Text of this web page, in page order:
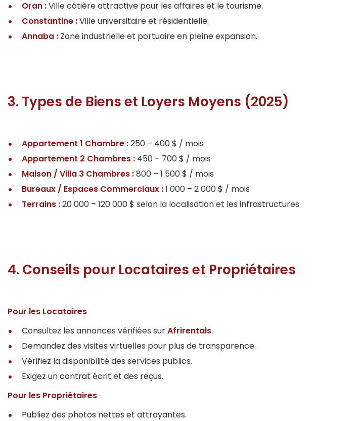
Oran :Ville côtière attractive pour les affaires et le tourisme.
Constantine :Ville universitaire et résidentielle.
Annaba : Zone industrielle et portuaire en pleine expansion.
3. Types de Biens et Loyers Moyens (2025)
Appartement 1 Chambre :250 – 400 $ / mois
Appartement 2 Chambres : 450 – 700 $ / mois
Maison / Villa 3 Chambres :800 – 1 500 $ / mois
Bureaux / Espaces Commerciaux :1 000 – 2 000 $ / mois
Terrains :20 000 – 120 000 $ selon la localisation et les infrastructures
4. Conseils pour Locataires et Propriétaires
Pour les Locataires
Consultez les annonces vérifiées surAfrirentals.
Demandez des visites virtuelles pour plus de transparence.
Vérifiez la disponibilité des services publics.
Exigez un contrat écrit et des reçus.
Pour les Propriétaires
Publiez des photos nettes et attrayantes.